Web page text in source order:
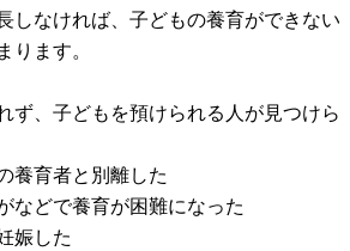
しなければ、子どもの養育ができない
ります。
ず、子どもを預けられる人が見つけら
養育者と別離した
などで養育が困難になった
娠した